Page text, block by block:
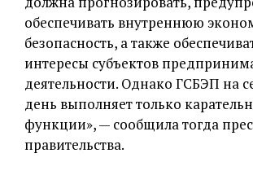
обеспечивать внутреннюю
безопасность, а также
интересы субъектов
деятельности. Однако ГСБЭП на
день выполняет только
функции», — сообщила тогда
правительства.